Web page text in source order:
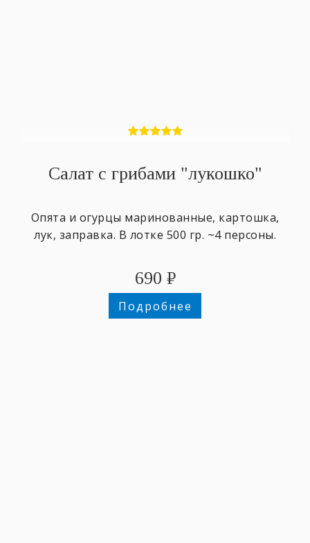
Салат с грибами "лукошко"
Опята и огурцы маринованные, картошка,
лук, заправка. В лотке 500 гр. ~4 персоны.
690 ₽
Подробнее